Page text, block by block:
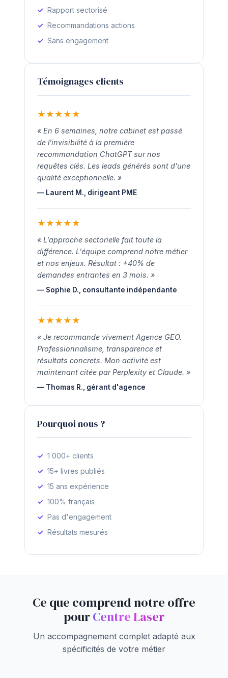
Rapport sectorisé
Recommandations actions
Sans engagement
Témoignages clients
★ ★ ★ ★ ★
« En 6 semaines, notre cabinet est passé
de l'invisibilité à la première
recommandation ChatGPT sur nos
requêtes clés. Les leads générés sont d'une
qualité exceptionnelle. »
— Laurent M., dirigeant PME
★ ★ ★ ★ ★
« L'approche sectorielle fait toute la
différence. L'équipe comprend notre métier
et nos enjeux. Résultat : +40% de
demandes entrantes en 3 mois. »
— Sophie D., consultante indépendante
★ ★ ★ ★ ★
« Je recommande vivement Agence GEO.
Professionnalisme, transparence et
résultats concrets. Mon activité est
maintenant citée par Perplexity et Claude. »
— Thomas R., gérant d'agence
Pourquoi nous ?
1 000+ clients
15+ livres publiés
15 ans expérience
100% français
Pas d'engagement
Résultats mesurés
Ce que comprend notre offre
pourCentre Laser
Un accompagnement complet adapté aux
spécificités de votre métier